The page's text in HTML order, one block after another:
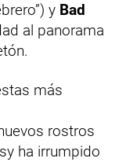
y Bad
al panorama
más
rostros
ha irrumpido